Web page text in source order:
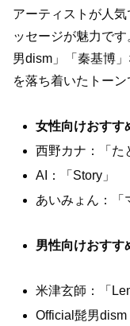
アーティストが人
ッセージが魅力で
男dism」「秦基博
を落ち着いたトー
女性向けおすす
西野カナ：「た
AI：「Story」
あいみょん：「
男性向けおすす
米津玄師：「
Official髭男dism